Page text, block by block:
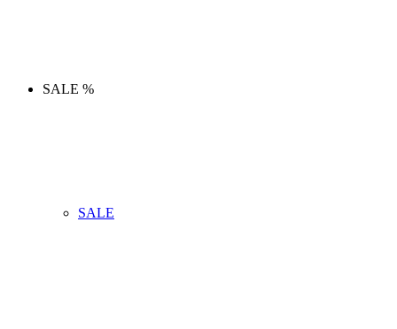
SALE %
SALE